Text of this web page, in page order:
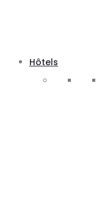
Hôtels